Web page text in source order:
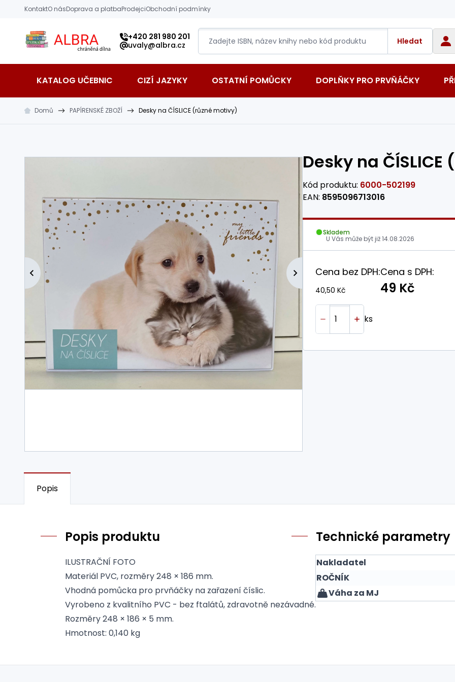
Přeskočit na hlavní obsah
KontaktO násDoprava a platbaProdejciObchodní podmínky
Albra s.r.o.
+420 281 980 201
uvaly@albra.cz
Hledat
KATALOG UČEBNIC CIZÍ JAZYKY OSTATNÍ POMŮCKY DOPLŇKY PRO PRVŇÁČKY
Domů PAPÍRENSKÉ ZBOŽÍ Desky na ČÍSLICE (různé motivy)
Desky na
Kód produktu: 6000-502199
EAN: 8595096713016
Skladem
U Vás může být již14.08.2026
Cena bez DPH:
40,50 Kč
Cena s DPH:
49 Kč
ks
Popis
Popis produktu
ILUSTRAČNÍ FOTO
Materiál PVC, rozměry 248 × 186 mm.
Vhodná pomůcka pro prvňáčky na zařazení číslic.
Vyrobeno z kvalitního PVC - bez ftalátů, zdravotně nezávadné.
Rozměry 248 × 186 × 5 mm.
Hmotnost: 0,140 kg
Technické parametry
Nakladatel
ROČNÍK
Váha za MJ